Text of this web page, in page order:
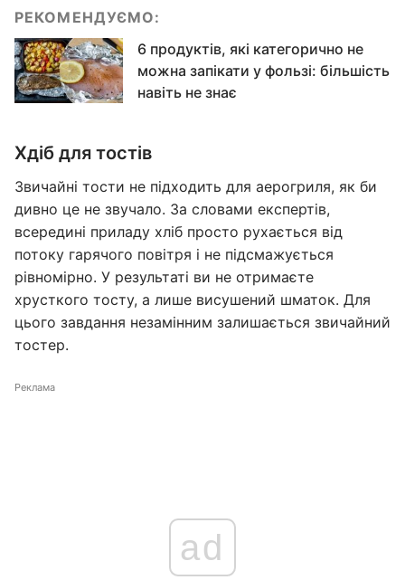
РЕКОМЕНДУЄМО:
6 продуктів, які категорично не
можна запікати у фользі: більшість
навіть не знає
Хдіб для тостів
Звичайні тости не підходить для аерогриля, як би
дивно це не звучало. За словами експертів,
всередині приладу хліб просто рухається від
потоку гарячого повітря і не підсмажується
рівномірно. У результаті ви не отримаєте
хрусткого тосту, а лише висушений шматок. Для
цього завдання незамінним залишається звичайний
тостер.
Реклама
ad